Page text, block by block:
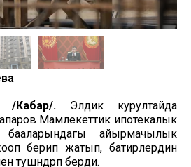
/Кабар/. Элдик курултайда
Мамлекеттик ипотекалык
айырмачылык
берип жатып, батирлердин
тушүндүрүп берди.